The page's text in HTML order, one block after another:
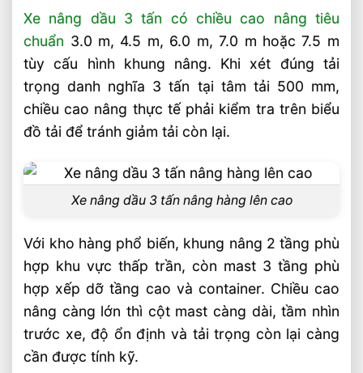
dầu 3 tấn
Yếu tố quyết định chiều cao nâng và
hiệu suất làm việc
Cách chọn chiều cao nâng phù hợp cho
từng nhu cầu
So sánh nhanh các cấu hình chiều cao
nâng phổ biến
Câu hỏi thường gặp về xe nâng dầu 3 tấn
có thể nâng cao bao nhiêu mét FAQ
Xe nâng dầu 3 tấn nâng cao tối đa bao
nhiêu mét?
Nâng càng cao thì xe nâng dầu 3 tấn có
bị giảm tải không?
Nên chọn xe nâng dầu 3 tấn hay xe nâng
điện cho kho cao tầng?
Xe nâng dầu 3 tấn có chiều cao nâng tiêu
chuẩn 3.0 m, 4.5 m, 6.0 m, 7.0 m hoặc 7.5 m
tùy cấu hình khung nâng. Khi xét đúng tải
trọng danh nghĩa 3 tấn tại tâm tải 500 mm,
chiều cao nâng thực tế phải kiểm tra trên biểu
đồ tải để tránh giảm tải còn lại.
Xe nâng dầu 3 tấn nâng hàng lên cao
Với kho hàng phổ biến, khung nâng 2 tầng phù
hợp khu vực thấp trần, còn mast 3 tầng phù
hợp xếp dỡ tầng cao và container. Chiều cao
nâng càng lớn thì cột mast càng dài, tầm nhìn
trước xe, độ ổn định và tải trọng còn lại càng
cần được tính kỹ.